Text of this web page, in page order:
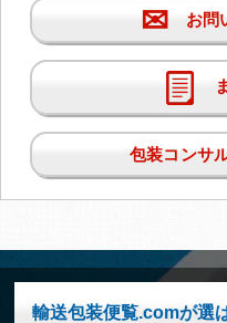
✉ お問
包装コンサ
輸送包装便覧.comが選